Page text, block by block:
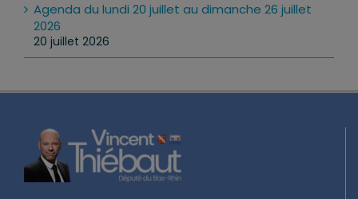
Agenda du lundi 20 juillet au dimanche 26 juillet
2026
20 juillet 2026